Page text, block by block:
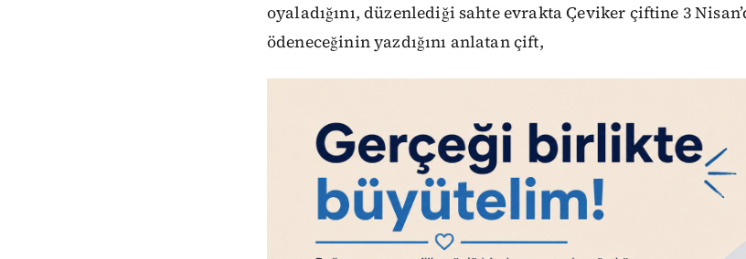
oyaladığını, düzenlediği sahte evrakta Çeviker çiftine 3
ödeneceğinin yazdığını anlatan çift,